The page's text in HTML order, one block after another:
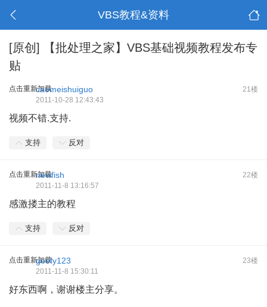
VBS教程&资料
[原创]
【批处理之家】VBS基础视频教程发布专
贴
点击重新加载 21楼
caomeishuiguo
2011-10-28 12:43:43
视频不错.支持.
支持 反对
点击重新加载 22楼
newfish
2011-11-8 13:16:57
感激搂主的教程
支持 反对
点击重新加载 23楼
goofy123
2011-11-8 15:30:11
好东西啊，谢谢楼主分享。